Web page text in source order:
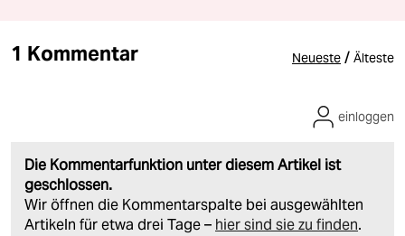
1 Kommentar Neueste / Älteste
Die Kommentarfunktion unter diesem Artikel ist
geschlossen.
Wir öffnen die Kommentarspalte bei ausgewählten
Artikeln für etwa drei Tage – hier sind sie zu finden.
einloggen